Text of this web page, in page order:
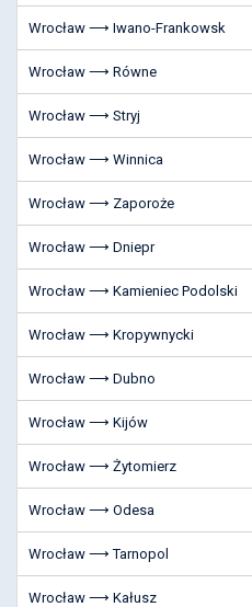
Wrocław ⟶ Iwano-Frankowsk
Wrocław ⟶ Równe
Wrocław ⟶ Stryj
Wrocław ⟶ Winnica
Wrocław ⟶ Zaporoże
Wrocław ⟶ Dniepr
Wrocław ⟶ Kamieniec Podolski
Wrocław ⟶ Kropywnycki
Wrocław ⟶ Dubno
Wrocław ⟶ Kijów
Wrocław ⟶ Żytomierz
Wrocław ⟶ Odesa
Wrocław ⟶ Tarnopol
Wrocław ⟶ Kałusz